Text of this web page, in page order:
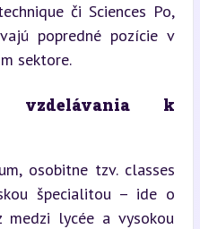
či Sciences Po,
popredné pozície v
sektore.
vzdelávania k
osobitne tzv. classes
špecialitou – ide o
medzi lycée a vysokou